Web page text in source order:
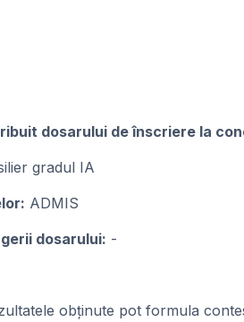
dosarului de înscriere la
gradul IA
ADMIS
dosarului: -
obținute pot formula